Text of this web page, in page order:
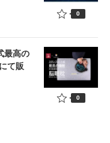
0
最高の
て販
0